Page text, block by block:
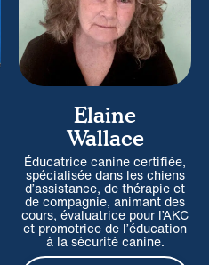
Elaine
Wallace
Éducatrice canine certifiée,
spécialisée dans les chiens
d’assistance, de thérapie et
de compagnie, animant des
cours, évaluatrice pour l’AKC
et promotrice de l’éducation
à la sécurité canine.